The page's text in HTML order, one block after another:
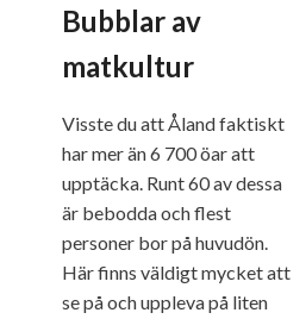
Bubblar av
matkultur
Visste du att Åland faktiskt
har mer än 6 700 öar att
upptäcka. Runt 60 av dessa
är bebodda och flest
personer bor på huvudön.
Här finns väldigt mycket att
se på och uppleva på liten